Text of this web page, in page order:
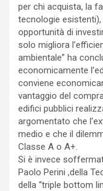
per chi acquista, la
tecnologie
opportunità di
solo migliora
ambientale” ha
economicamente
conviene
vantaggio del
edifici pubblici
argomentato che
medio e che il
Classe A o A+.
Si è invece
Paolo Perini ,della
della “triple bottom